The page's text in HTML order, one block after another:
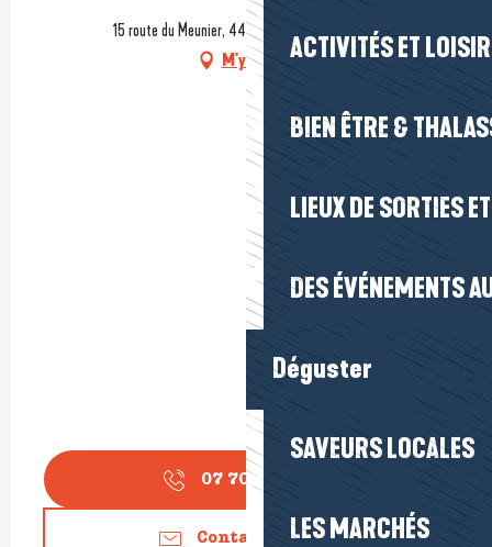
ACTIVITÉS ET
BIEN ÊTRE &
LIEUX DE SORTIES
DES ÉVÉNEMENTS
Déguster
SAVEURS LOCALES
LES MARCHÉS
15 route du Meunier, 44500 La Baule-Escoublac
M'y rendre
07 70 85 91
Contactez-nous